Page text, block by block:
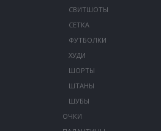
СВИТШОТЫ
СЕТКА
ФУТБОЛКИ
ХУДИ
ШОРТЫ
ШТАНЫ
ШУБЫ
ОЧКИ